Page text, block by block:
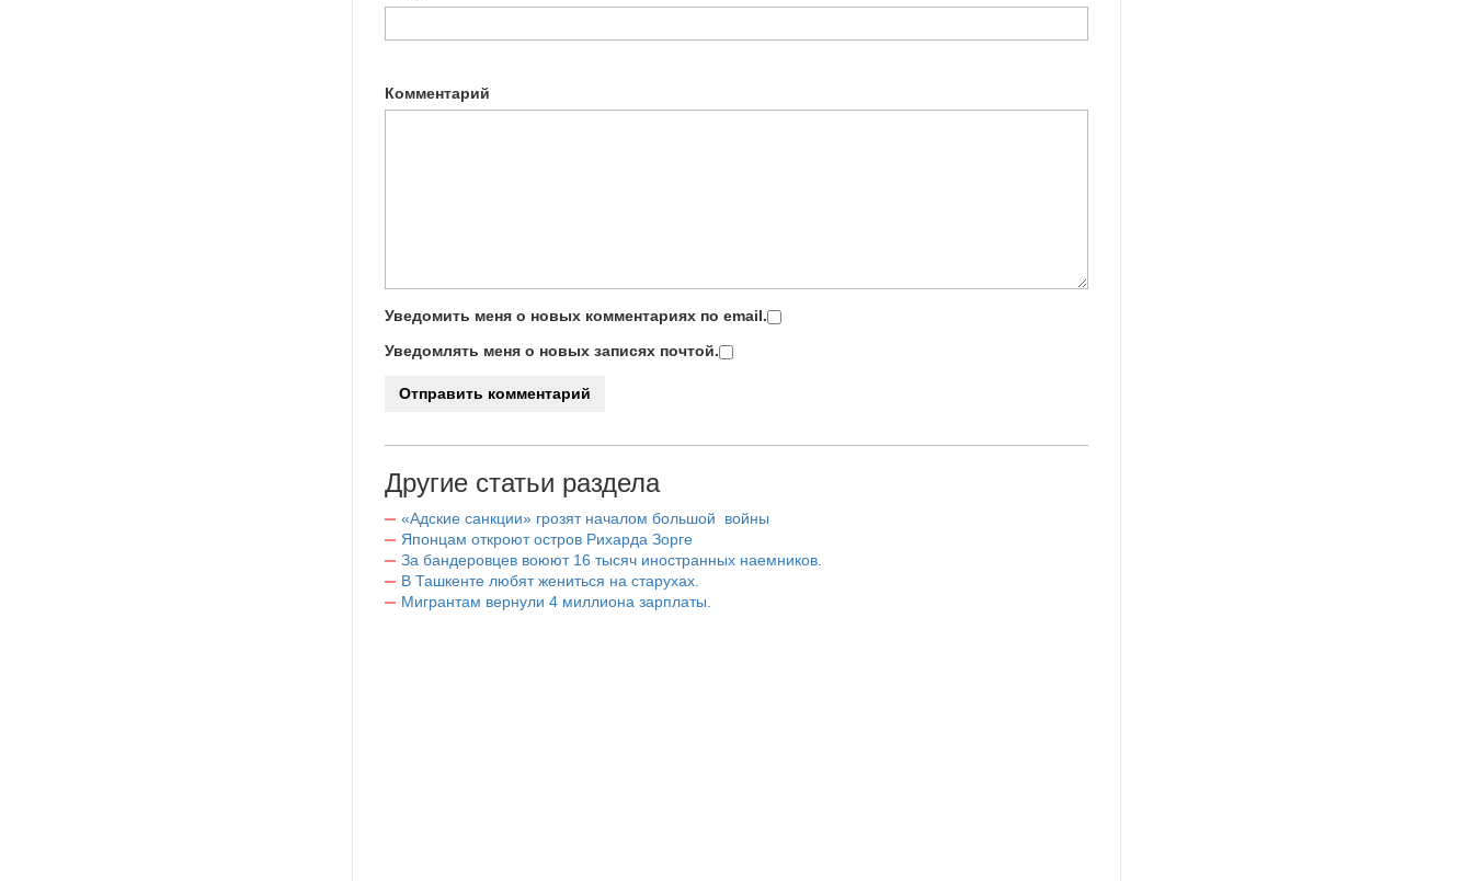
Комментарий
Уведомить меня о новых комментариях по email.
Уведомлять меня о новых записях почтой.
Другие статьи раздела
«Адские санкции» грозят началом большой войны
Японцам откроют остров Рихарда Зорге
За бандеровцев воюют 16 тысяч иностранных наемников.
В Ташкенте любят жениться на старухах.
Мигрантам вернули 4 миллиона зарплаты.